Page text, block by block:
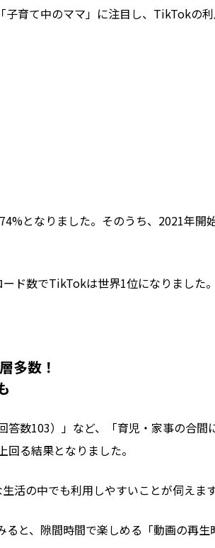
育て中のママ」に注目し、TikTokの
となりました。 そのうち、2021年開
ド数でTikTokは世界1位になりました。
多数！
数103）」など、「育児・家事の合間
る結果となりました。
の中でも利用しやすいことが伺えます
と、隙間時間で楽しめる「動画の再